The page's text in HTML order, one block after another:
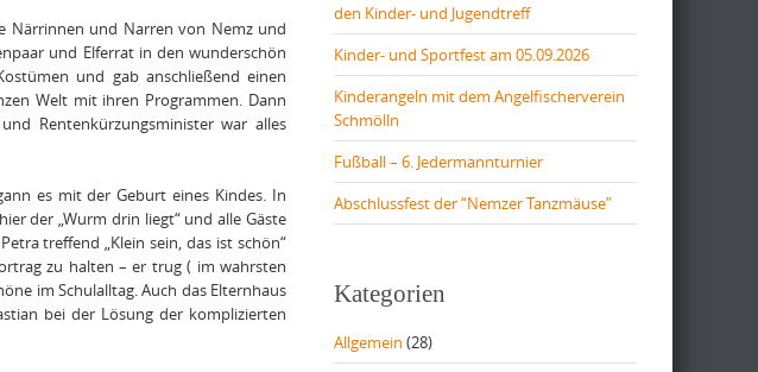
Närrinnen und Narren von Nemz und
und Elferrat in den wunderschön
und gab anschließend einen
Welt mit ihren Programmen. Dann
Rentenkürzungsminister war alles
es mit der Geburt eines Kindes. In
der „Wurm drin liegt“ und alle Gäste
treffend „Klein sein, das ist schön“
zu halten – er trug ( im wahrsten
im Schulalltag. Auch das Elternhaus
bei der Lösung der komplizierten
den Kinder- und Jugendtreff
Kinder- und Sportfest am 05.09.2026
Kinderangeln mit dem Angelfischerverein
Schmölln
Fußball – 6. Jedermannturnier
Abschlussfest der “Nemzer Tanzmäuse”
Kategorien
Allgemein (28)